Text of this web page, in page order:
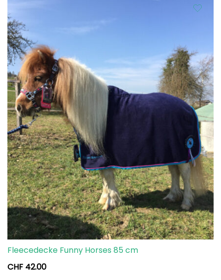
Fleecedecke Funny Horses 85 cm
CHF 42.00